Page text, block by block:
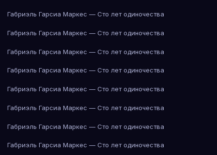
Габриэль Гарсиа Маркес — Сто лет одиночества
Габриэль Гарсиа Маркес — Сто лет одиночества
Габриэль Гарсиа Маркес — Сто лет одиночества
Габриэль Гарсиа Маркес — Сто лет одиночества
Габриэль Гарсиа Маркес — Сто лет одиночества
Габриэль Гарсиа Маркес — Сто лет одиночества
Габриэль Гарсиа Маркес — Сто лет одиночества
Габриэль Гарсиа Маркес — Сто лет одиночества